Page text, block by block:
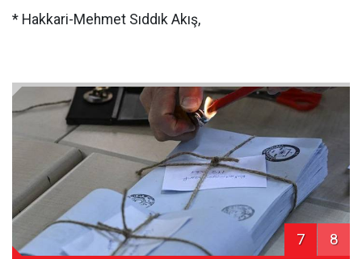
* Hakkari-Mehmet Sıddık Akış,
7 8